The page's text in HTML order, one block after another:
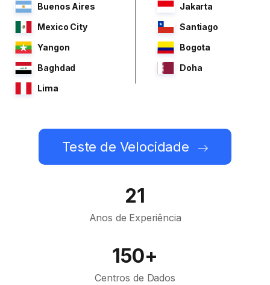
Buenos Aires
Jakarta
Mexico City
Santiago
Yangon
Bogota
Baghdad
Doha
Lima
Teste de Velocidade
21
Anos de Experiência
150+
Centros de Dados